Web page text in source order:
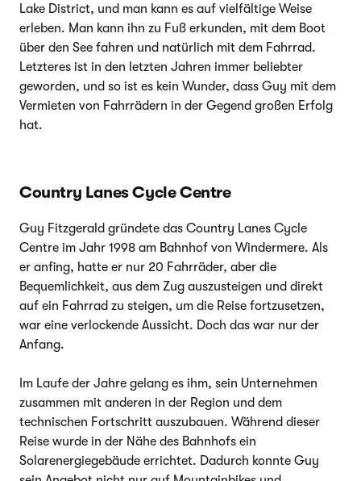
Lake District, und man kann es auf vielfältige Weise
erleben. Man kann ihn zu Fuß erkunden, mit dem Boot
über den See fahren und natürlich mit dem Fahrrad.
Letzteres ist in den letzten Jahren immer beliebter
geworden, und so ist es kein Wunder, dass Guy mit dem
Vermieten von Fahrrädern in der Gegend großen Erfolg
hat.
Country Lanes Cycle Centre
Guy Fitzgerald gründete das Country Lanes Cycle
Centre im Jahr 1998 am Bahnhof von Windermere. Als
er anfing, hatte er nur 20 Fahrräder, aber die
Bequemlichkeit, aus dem Zug auszusteigen und direkt
auf ein Fahrrad zu steigen, um die Reise fortzusetzen,
war eine verlockende Aussicht. Doch das war nur der
Anfang.
Im Laufe der Jahre gelang es ihm, sein Unternehmen
zusammen mit anderen in der Region und dem
technischen Fortschritt auszubauen. Während dieser
Reise wurde in der Nähe des Bahnhofs ein
Solarenergiegebäude errichtet. Dadurch konnte Guy